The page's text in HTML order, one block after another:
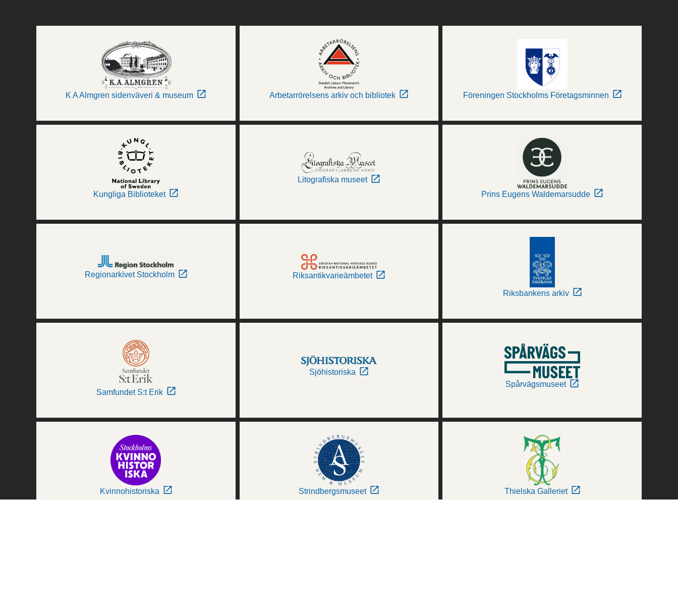
K A Almgren sidenväveri & museum Arbetarrörelsens arkiv och bibliotek Föreningen Stockholms Företagsminnen
Kungliga Biblioteket
Litografiska museet
Prins Eugens Waldemarsudde
Regionarkivet Stockholm Riksantikvarieämbetet
Riksbankens arkiv
Samfundet S:t Erik
Sjöhistoriska
Spårvägsmuseet
Kvinnohistoriska Strindbergsmuseet Thielska Galleriet